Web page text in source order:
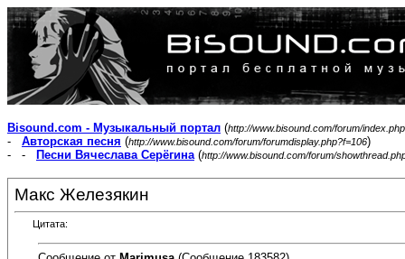
Bisound.com - Музыкальный портал (http://www.bisound.com/forum/index.php
- Авторская песня (http://www.bisound.com/forum/forumdisplay.php?f=106)
- -
Песни Вячеслава Серёгина(http://www.bisound.com/forum/
Макс Железякин
Цитата: